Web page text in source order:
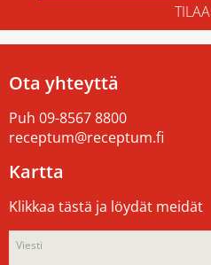
TILAA
Ota yhteyttä
Puh 09-8567 8800
receptum@receptum.fi
Kartta
Klikkaa tästä ja löydät meidät